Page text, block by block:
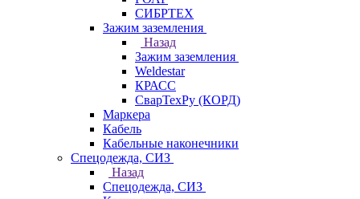
СИБРТЕХ
Зажим заземления
Назад
Зажим заземления
Weldestar
КРАСС
СварТехРу (КОРД)
Маркера
Кабель
Кабельные наконечники
Спецодежда, СИЗ
Назад
Спецодежда, СИЗ